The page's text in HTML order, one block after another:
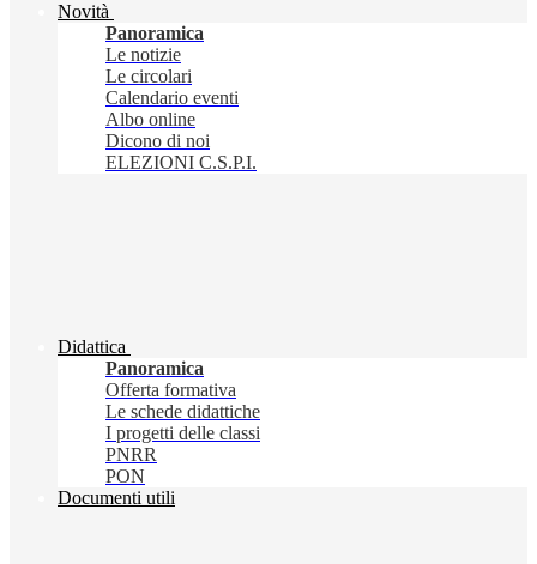
Novità
Panoramica
Le notizie
Le circolari
Calendario eventi
Albo online
Dicono di noi
ELEZIONI C.S.P.I.
Didattica
Panoramica
Offerta formativa
Le schede didattiche
I progetti delle classi
PNRR
PON
Documenti utili